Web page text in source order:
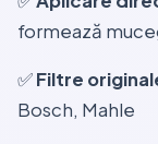
formează
✅Filtre
Bosch, Mahle